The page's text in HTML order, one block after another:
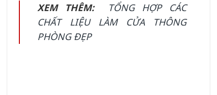
XEM THÊM:
TỔNG HỢP CÁC
CHẤT LIỆU LÀM CỬA THÔNG
PHÒNG ĐẸP